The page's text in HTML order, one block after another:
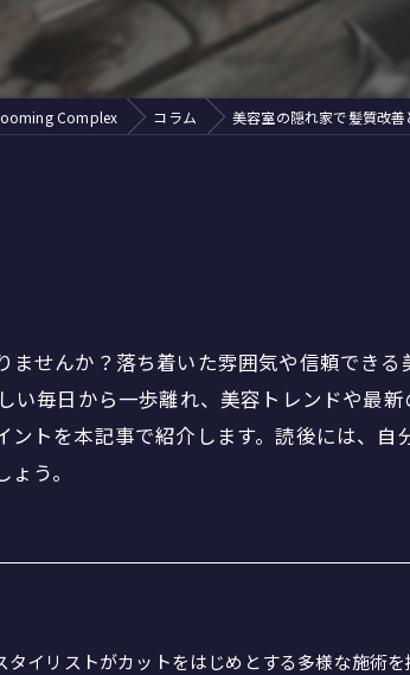
Complex コラム 美容室の隠れ家で髪質改
せんか？落ち着いた雰囲気や信頼できる
毎日から一歩離れ、美容トレンドや最
トを本記事で紹介します。読後には、自
う。
イリストがカットをはじめとする多様な施術を